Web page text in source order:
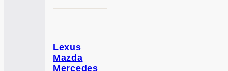
Lexus
Mazda
Mercedes